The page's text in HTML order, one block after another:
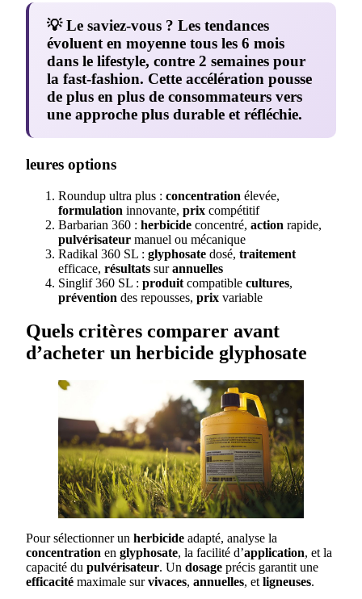
💡 Le saviez-vous ? Les tendances
évoluent en moyenne tous les 6 mois
dans le lifestyle, contre 2 semaines pour
la fast-fashion. Cette accélération pousse
de plus en plus de consommateurs vers
une approche plus durable et réfléchie.
leures options
Roundup ultra plus : concentration élevée,
formulation innovante, prix compétitif
Barbarian 360 : herbicide concentré, action rapide,
pulvérisateur manuel ou mécanique
Radikal 360 SL : glyphosate dosé, traitement
efficace, résultats surannuelles
Singlif 360 SL : produit compatible cultures,
prévention des repousses, prix variable
Quels critères comparer avant
d’acheter un herbicide glyphosate
Pour sélectionner un herbicide adapté, analyse la
concentration en glyphosate, la facilité d’application, et la
capacité du pulvérisateur. Un dosage précis garantit une
efficacité maximale survivaces, annuelles, et ligneuses.